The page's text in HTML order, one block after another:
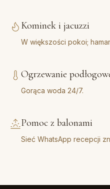
Kominek i jacuzzi
W większości pokoi;
Ogrzewanie
Gorąca woda 24/7.
Pomoc z balonami
Sieć WhatsApp recepcji